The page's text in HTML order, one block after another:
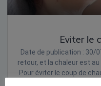
Eviter le
Date de publication : 30/
retour, et la chaleur est
Pour éviter le coup de